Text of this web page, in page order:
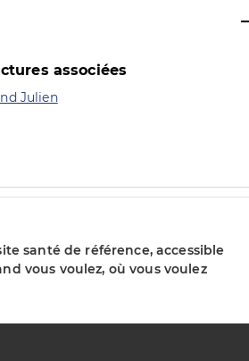
associées
Julien
santé de référence, accessible
vous voulez, où vous voulez